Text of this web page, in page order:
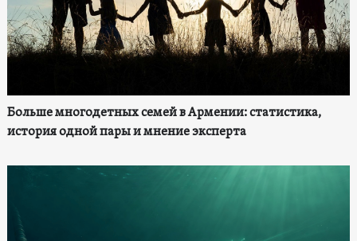
Больше многодетных семей в Армении: статистика,
история одной пары и мнение эксперта